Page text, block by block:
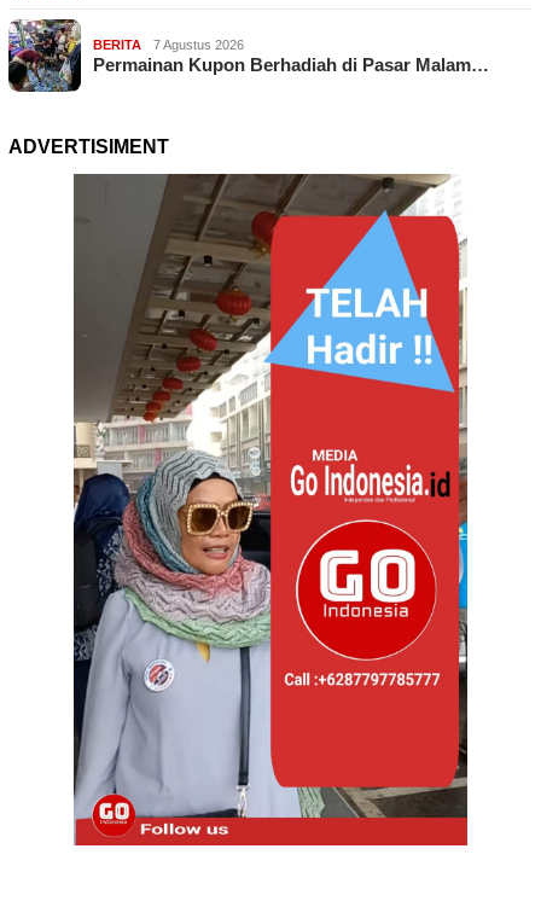
BERITA 7 Agustus 2026
Permainan Kupon Berhadiah di Pasar Malam…
ADVERTISIMENT